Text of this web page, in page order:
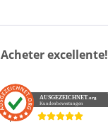
Acheter excellente!
AUSGEZEICHNET.org
Kundenbewertungen